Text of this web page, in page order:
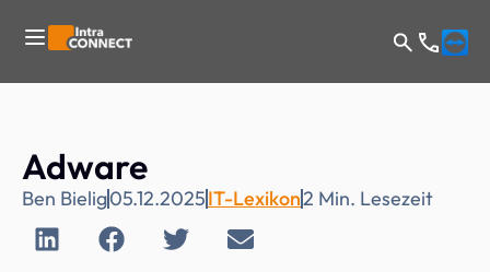
Adware
Ben Bielig05.12.2025IT-Lexikon2 Min. Lesezeit